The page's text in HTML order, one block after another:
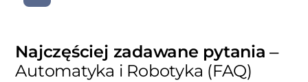
Najczęściej zadawane pytania –
Automatyka i Robotyka (FAQ)